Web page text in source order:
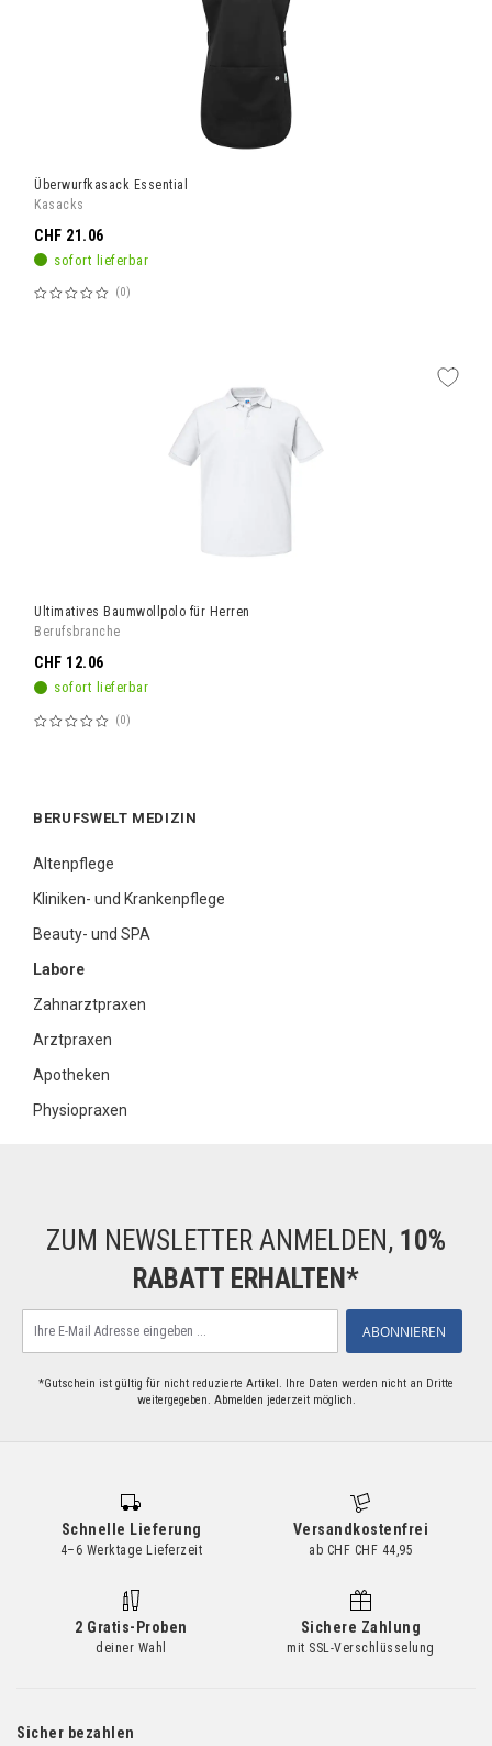
Überwurfkasack Essential
Kasacks
sofort lieferbar
Bewertung:
0
CHF 21.06
Ultimatives Baumwollpolo für Herren
Berufsbranche
sofort lieferbar
Bewertung:
0
CHF 12.06
BERUFSWELT MEDIZIN
Altenpflege
Kliniken- und Krankenpflege
Beauty- und SPA
Labore
Zahnarztpraxen
Arztpraxen
Apotheken
Physiopraxen
ZUM NEWSLETTER ANMELDEN, 10%
RABATT ERHALTEN*
Sie
ABONNIEREN
*Gutschein ist gültig für nicht reduzierte Artikel. Ihre Daten werden nicht an Dritte
weitergegeben. Abmelden jederzeit möglich.
Schnelle Lieferung
4–6 Werktage Lieferzeit
Versandkostenfrei
ab CHF CHF 44,95
2 Gratis-Proben
deiner Wahl
Sichere Zahlung
mit SSL-Verschlüsselung
Sicher bezahlen